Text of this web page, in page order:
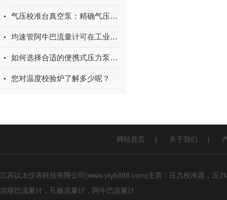
气压校准台真空泵：精确气压控制的设备
均速管阿牛巴流量计可在工业生产中广泛应用
如何选择合适的便携式压力泵？压力范围、介质类型与选型要点
您对温度校验炉了解多少呢？
网站首页 | 关于我们 |
江苏以太仪表科技有限公司(www.ytyb888.com)主营：压力校准器，压
尔塔巴流量计，孔板流量计，阿牛巴流量计